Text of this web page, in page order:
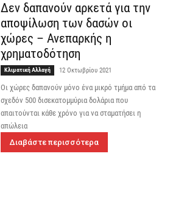
Δεν δαπανούν αρκετά για την
αποψίλωση των δασών οι
χώρες – Ανεπαρκής η
χρηματοδότηση
Κλιματική Αλλαγή 12 Οκτωβρίου 2021
Οι χώρες δαπανούν μόνο ένα μικρό τμήμα από τα
σχεδόν 500 δισεκατομμύρια δολάρια που
απαιτούνται κάθε χρόνο για να σταματήσει η
απώλεια
Διαβάστε περισσότερα